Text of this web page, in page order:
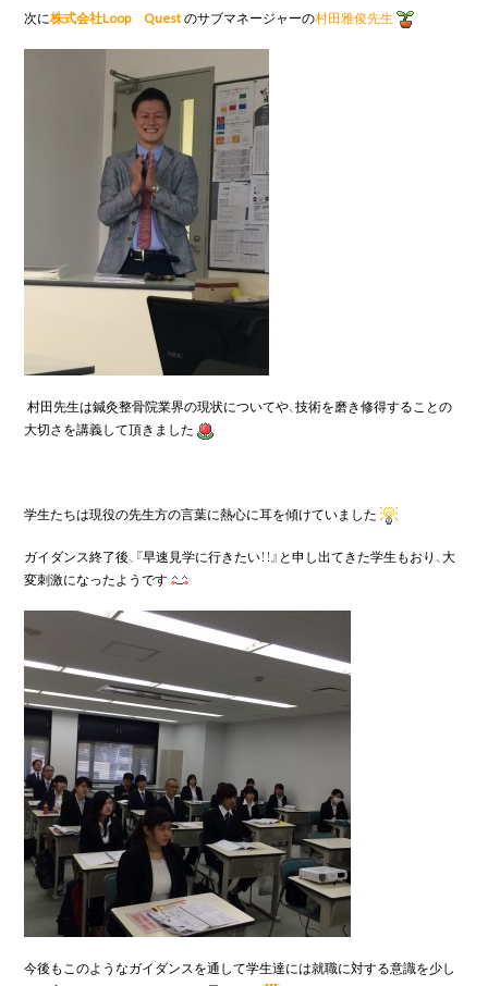
次に株式会社Loop Questのサブマネージャーの村田雅俊先生
村田先生は鍼灸整骨院業界の現状についてや、技術を磨き修得することの
大切さを講義して頂きました
学生たちは現役の先生方の言葉に熱心に耳を傾けていました
ガイダンス終了後、『早速見学に行きたい！！』と申し出てきた学生もおり、大
変刺激になったようです
今後もこのようなガイダンスを通して学生達には就職に対する意識を少し